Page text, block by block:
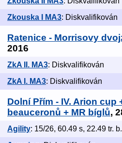
Zkouska I MA3: Diskvalifikován
Ratenice - Morrisovy
2016
ZkA II. MA3: Diskvalifikován
ZkA I. MA3: Diskvalifikován
Dolní Přím - IV. Arion cup
beauceronů + MR bíglů,
Agility: 15/26, 60.49 s, 22.49 tr.